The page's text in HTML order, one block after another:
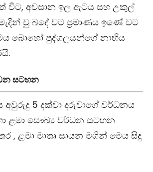
විට, අවසාන ඉල ඇටය සහ උකුල්
වු බඳේ වට ප්‍රමාණය ඉණේ වට
බොහෝ පුද්ගලයන්ගේ නාභිය
සටහන
5 දක්වා දරුවාගේ වර්ධනය
ළමා සෞඛ්‍ය වර්ධන සටහන
, ළමා මාතෘ සායන මගින් මෙය සිදු